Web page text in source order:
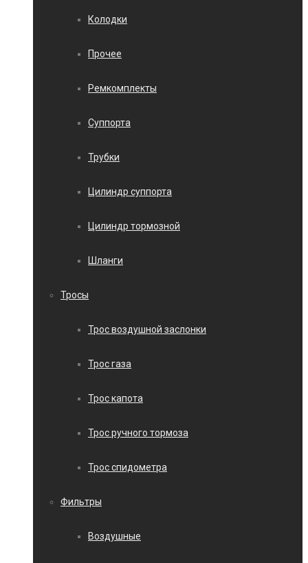
Колодки
Прочее
Ремкомплекты
Суппорта
Трубки
Цилиндр суппорта
Цилиндр тормозной
Шланги
Тросы
Трос воздушной заслонки
Трос газа
Трос капота
Трос ручного тормоза
Трос спидометра
Фильтры
Воздушные